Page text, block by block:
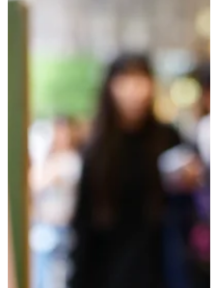
についてはどうだろうか。 「死」に伴う「苦痛」の軽減はある程
な考え方を持つことはすでにひとつの信仰の領域である。 既成宗
教の死生観を受け入れられない場合、ひとはおよそ以下の2通りの
考え方の間を逡巡することになるの